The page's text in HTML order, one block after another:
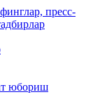
пресс-
юбориш